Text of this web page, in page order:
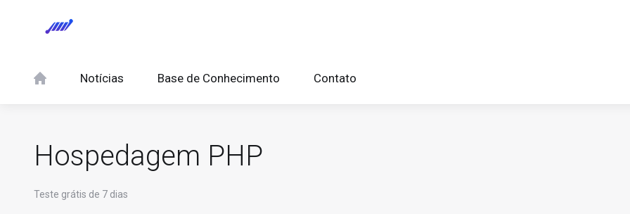
Notícias Base de Conhecimento Contato
Hospedagem PHP
Teste grátis de 7 dias